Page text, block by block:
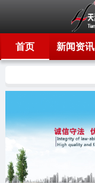
首页 新闻资讯